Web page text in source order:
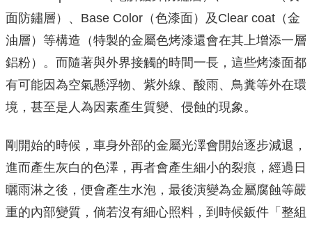
面防鏽層）、Base Color（色漆面）及Clear coat（金
油層）等構造（特製的金屬色烤漆還會在其上增添一層
鋁粉）。而隨著與外界接觸的時間一長，這些烤漆面都
有可能因為空氣懸浮物、紫外線、酸雨、鳥糞等外在環
境，甚至是人為因素產生質變、侵蝕的現象。
剛開始的時候，車身外部的金屬光澤會開始逐步減退，
進而產生灰白的色澤，再者會產生細小的裂痕，經過日
曬雨淋之後，便會產生水泡，最後演變為金屬腐蝕等嚴
重的內部變質，倘若沒有細心照料，到時候鈑件「整組